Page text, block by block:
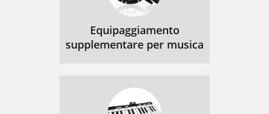
Equipaggiamento
supplementare per musica